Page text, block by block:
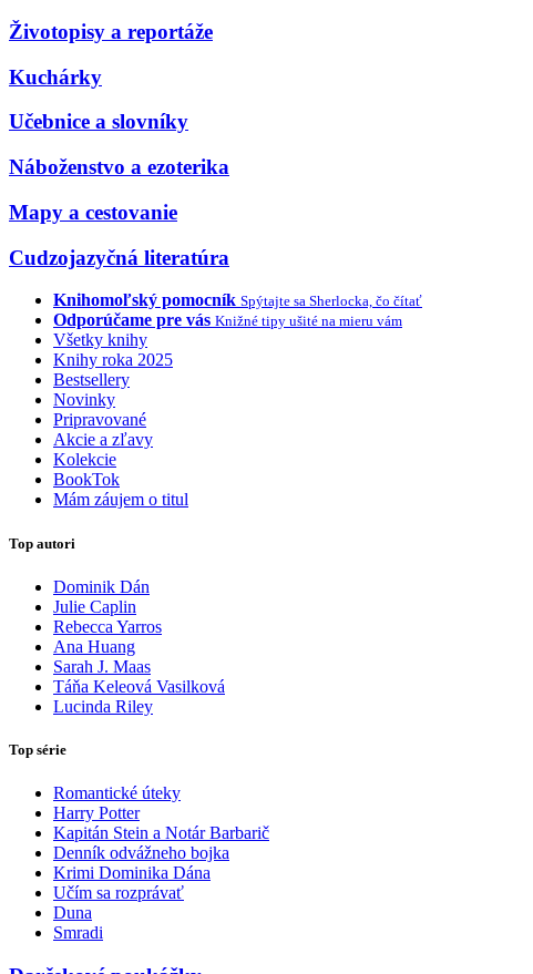
Životopisy a reportáže
Kuchárky
Učebnice a slovníky
Náboženstvo a ezoterika
Mapy a cestovanie
Cudzojazyčná literatúra
Knihomoľský pomocník Spýtajte sa Sherlocka, čo čítať
Odporúčame pre vás Knižné tipy ušité na mieru vám
Všetky knihy
Knihy roka 2025
Bestsellery
Novinky
Pripravované
Akcie a zľavy
Kolekcie
BookTok
Mám záujem o titul
Top autori
Dominik Dán
Julie Caplin
Rebecca Yarros
Ana Huang
Sarah J. Maas
Táňa Keleová Vasilková
Lucinda Riley
Top série
Romantické úteky
Harry Potter
Kapitán Stein a Notár Barbarič
Denník odvážneho bojka
Krimi Dominika Dána
Učím sa rozprávať
Duna
Smradi